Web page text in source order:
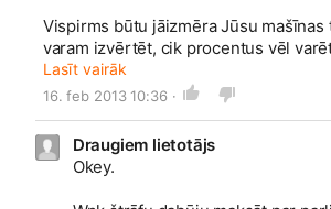
Vispirms būtu jāizmēra Jūsu mašīnas
varam izvērtēt, cik procentus vēl
brauciet uz Skanstes 3! Papildus info
20202097! Ar prieku atbildēsim uz
Lasīt vairāk
16. feb 2013 10:36 ·
Draugiem lietotājs
Okey.